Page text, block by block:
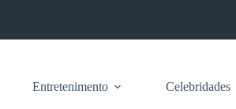
Entretenimento Celebridades